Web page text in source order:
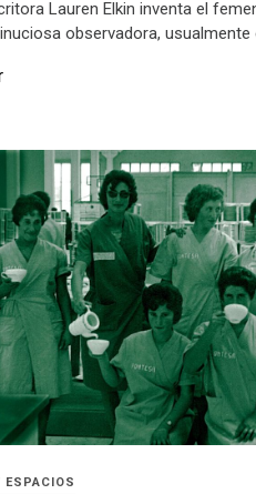
Lauren Elkin inventa el
observadora, usualmente
ESPACIOS